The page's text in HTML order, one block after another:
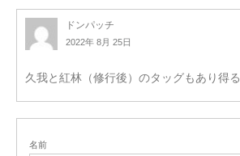
ドンパッチ
2022年 8月 25日
久我と紅林（修行後）のタッグもあり得る
名前